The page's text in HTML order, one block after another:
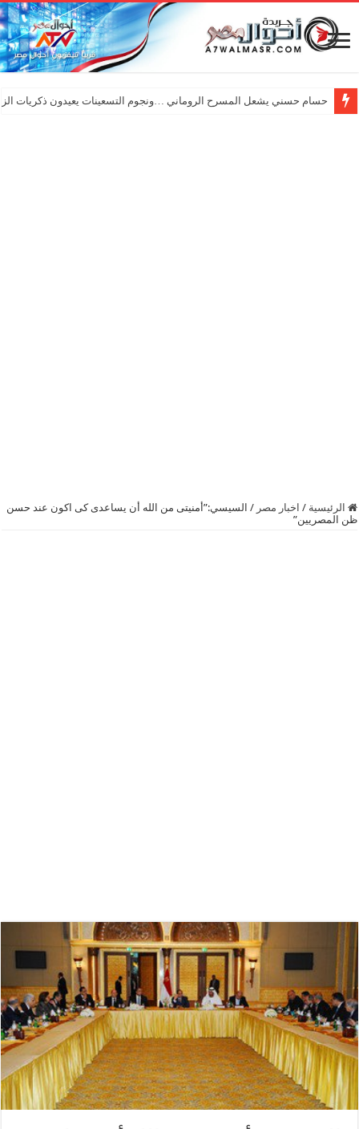
حسام حسني يشعل المسرح الروماني …ونجوم التسعينات يعيدون ذكريات
الرئيسية / اخبار مصر / السيسي:”أمنيتى من الله أن يساعدى كى اكون عند حسن
ظن المصريين”